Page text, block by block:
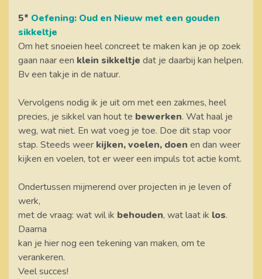
5* Oefening: Oud en Nieuw met een gouden
sikkeltje
Om het snoeien heel concreet te maken kan je op zoek
gaan naar een klein sikkeltje dat je daarbij kan helpen.
Bv een takje in de natuur.
Vervolgens nodig ik je uit om met een zakmes, heel
precies, je sikkel van hout te bewerken. Wat haal je
weg, wat niet. En wat voeg je toe. Doe dit stap voor
stap. Steeds weer kijken, voelen, doen en dan weer
kijken en voelen, tot er weer een impuls tot actie komt.
Ondertussen mijmerend over projecten in je leven of
werk,
met de vraag: wat wil ik behouden, wat laat ik los.
Daarna
kan je hier nog een tekening van maken, om te
verankeren.
Veel succes!